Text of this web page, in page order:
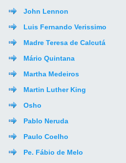
John Lennon
Luis Fernando Verissimo
Madre Teresa de Calcutá
Mário Quintana
Martha Medeiros
Martin Luther King
Osho
Pablo Neruda
Paulo Coelho
Pe. Fábio de Melo